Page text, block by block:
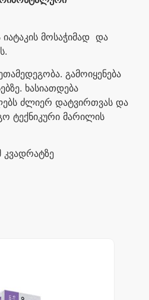
მოსაჭიმად და
გამოიყენება
ხასიათდება
ძლიერ დატვირთვას და
ტექნიკური მარილის
კვადრატზე